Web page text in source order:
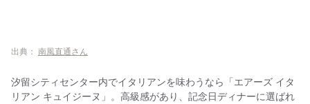
出典： 南風直通さん
汐留シティセンター内でイタリアンを味わうなら「エアーズ イタ
リアン キュイジーヌ」。高級感があり、記念日ディナーに選ばれ